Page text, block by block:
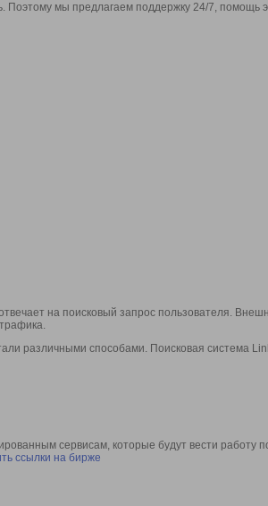
Поэтому мы предлагаем поддержку 24/7, помощь
на поисковый запрос пользователя.
различными способами. Поисковая система
сервисам, которые будут вести работу
ссылки на бирже